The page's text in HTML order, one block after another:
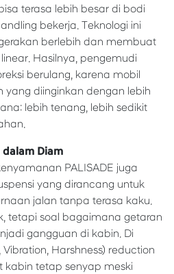
terasa lebih besar di bodi
bekerja. Teknologi ini
berlebih dan membuat
Hasilnya, pengemudi
berulang, karena mobil
yang diinginkan dengan lebih
lebih tenang, lebih sedikit
dalam Diam
PALISADE juga
yang dirancang untuk
jalan tanpa terasa kaku.
tetapi soal bagaimana getaran
gangguan di kabin. Di
Harshness) reduction
tetap senyap meski